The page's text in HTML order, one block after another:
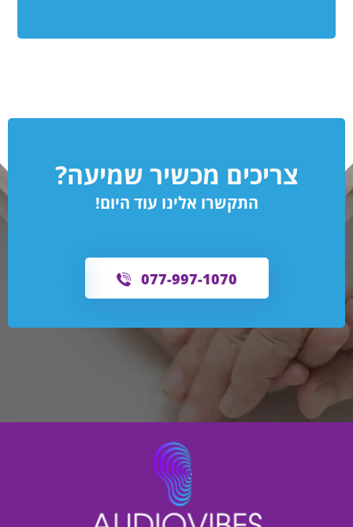
צריכים מכשיר שמיעה?
התקשרו אלינו עוד היום!
077-997-1070